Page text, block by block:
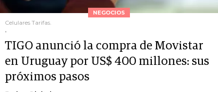
NEGOCIOS
Celulares Tarifas.
.
TIGO anunció la compra de Movistar
en Uruguay por US$ 400 millones: sus
próximos pasos